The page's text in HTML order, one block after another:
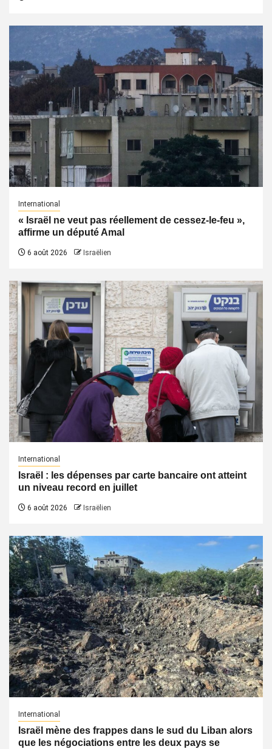
International
« Israël ne veut pas réellement de cessez-le-feu »,
affirme un député Amal
6 août 2026 Israëlien
International
Israël : les dépenses par carte bancaire ont atteint
un niveau record en juillet
6 août 2026 Israëlien
International
Israël mène des frappes dans le sud du Liban alors
que les négociations entre les deux pays se